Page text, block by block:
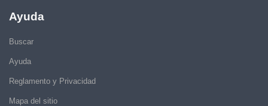
Ayuda
Buscar
Ayuda
Reglamento y Privacidad
Mapa del sitio